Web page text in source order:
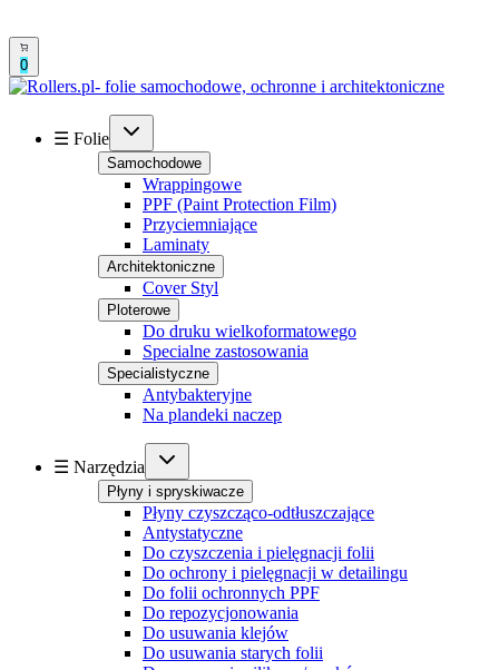
0
☰ Folie
Samochodowe
Wrappingowe
PPF (Paint Protection Film)
Przyciemniające
Laminaty
Architektoniczne
Cover Styl
Ploterowe
Do druku wielkoformatowego
Specialne zastosowania
Specialistyczne
Antybakteryjne
Na plandeki naczep
☰ Narzędzia
Płyny i spryskiwacze
Płyny czyszcząco-odtłuszczające
Antystatyczne
Do czyszczenia i pielęgnacji folii
Do ochrony i pielęgnacji w detailingu
Do folii ochronnych PPF
Do repozycjonowania
Do usuwania klejów
Do usuwania starych folii